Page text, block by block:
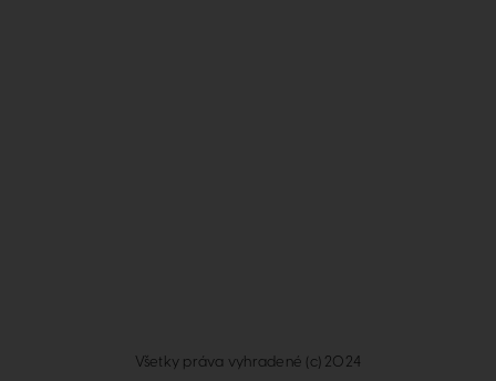
Všetky práva vyhradené (c) 2024